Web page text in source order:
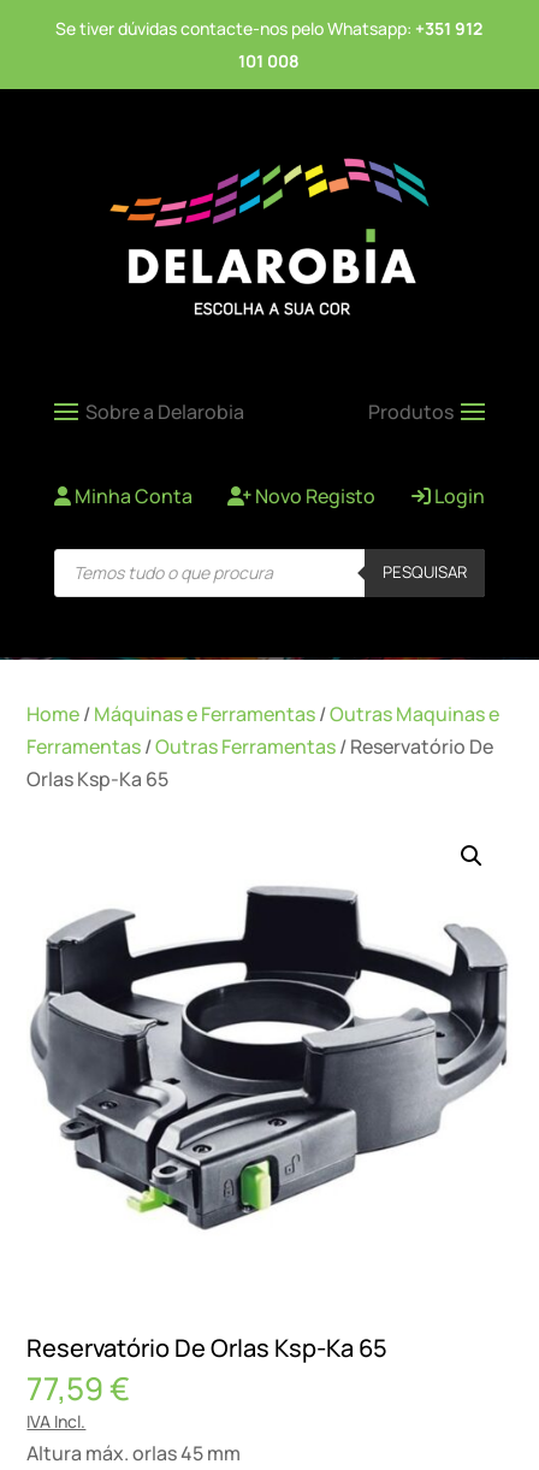
Se tiver dúvidas contacte-nos pelo Whatsapp: +351 912
101 008
Minha Conta Novo Registo Login
Products
search PESQUISAR
Home/Máquinas e Ferramentas/Outras Maquinas e
Ferramentas/Outras Ferramentas/ Reservatório De
Orlas Ksp-Ka 65
Reservatório De Orlas Ksp-Ka 65
77,59€
IVA Incl.
Altura máx. orlas 45 mm